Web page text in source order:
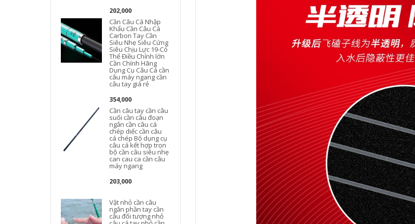
202,000
Cần Câu Cá Nhập
Khẩu Cần Câu Cá
Carbon Tay Cần
Siêu Nhẹ Siêu Cứng
Siêu Chịu Lực 19-Có
Thể Điều Chỉnh lớn
Cần Chính Hãng
Dụng Cụ Câu Cá cần
câu máy ngang cần
câu tay giá rẻ
354,000
Cần câu tay cần câu
suối cần câu đoạn
ngắn cần câu cá
chép diếc cần câu
cá chép Bộ dụng cụ
câu cá kết hợp trọn
bộ cần câu siêu nhẹ
can cau ca cần câu
máy ngang
203,000
Vật nhỏ cần câu
ngắn phần tay cần
câu đối tượng nhỏ
Cần câu tay cần câu
đoạn ngắn siêu nhẹ
và siêu cứng cho
người mới tập cần
câu Bộ dụng cụ câu
cá kết hợp Bộ dụng
cụ câu cá hoàn
chỉnh cần câu máy
shimano can cau cá
cường độ cao dây
cước keo dây câu
cá dây bện dây câu
nylon một pound
hay dù cước leader
286,000
Dây câu lụa vàng
tốt nhất dây chính
dây nylon chính
hãng dây phụ siêu
mềm dây câu kéo
mạnh lụa thô Nhật
Bản cước câu cá
siêu bền cước
carbon tàng hình
544,000